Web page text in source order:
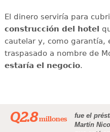
El dinero serviría para
construcción del hotel
cautelar y, como garantía,
traspasado a nombre de
estaría el negocio.
Q2.8millones
fue el
Martín